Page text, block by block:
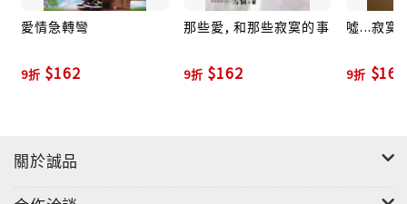
愛情急轉彎
9折 $162
那些愛, 和那些寂寞的事
9折 $162
噓...寂寞
9折 $162
關於誠品